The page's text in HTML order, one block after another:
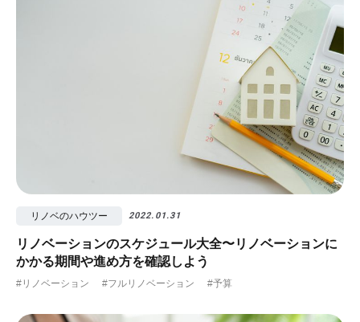
リノベのハウツー 2022.01.31
リノベーションのスケジュール大全〜リノベーションに
かかる期間や進め方を確認しよう
#リノベーション #フルリノベーション #予算